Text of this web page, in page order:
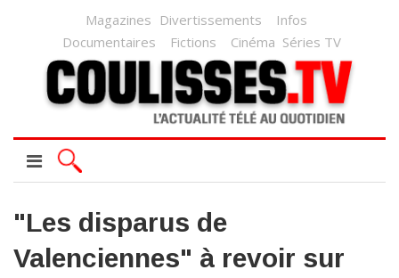
Magazines Divertissements
Infos
Documentaires
Fictions Cinéma Séries TV
"Les disparus de
Valenciennes" à revoir sur